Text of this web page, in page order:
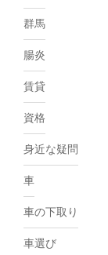
群馬
腸炎
賃貸
資格
身近な疑問
車
車の下取り
車選び